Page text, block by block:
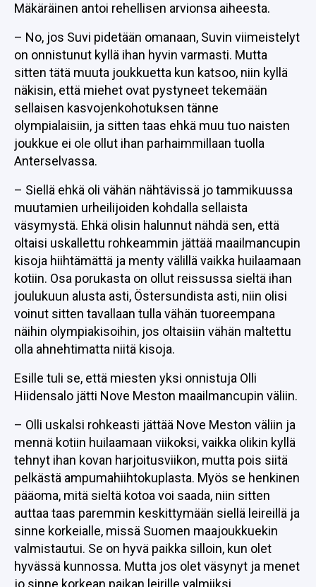
Mäkäräinen antoi rehellisen arvionsa aiheesta.
– No, jos Suvi pidetään omanaan, Suvin viimeistelyt
on onnistunut kyllä ihan hyvin varmasti. Mutta
sitten tätä muuta joukkuetta kun katsoo, niin kyllä
näkisin, että miehet ovat pystyneet tekemään
sellaisen kasvojenkohotuksen tänne
olympialaisiin, ja sitten taas ehkä muu tuo naisten
joukkue ei ole ollut ihan parhaimmillaan tuolla
Anterselvassa.
– Siellä ehkä oli vähän nähtävissä jo tammikuussa
muutamien urheilijoiden kohdalla sellaista
väsymystä. Ehkä olisin halunnut nähdä sen, että
oltaisi uskallettu rohkeammin jättää maailmancupin
kisoja hiihtämättä ja menty välillä vaikka huilaamaan
kotiin. Osa porukasta on ollut reissussa sieltä ihan
joulukuun alusta asti, Östersundista asti, niin olisi
voinut sitten tavallaan tulla vähän tuoreempana
näihin olympiakisoihin, jos oltaisiin vähän maltettu
olla ahnehtimatta niitä kisoja.
Esille tuli se, että miesten yksi onnistuja Olli
Hiidensalo jätti Nove Meston maailmancupin väliin.
– Olli uskalsi rohkeasti jättää Nove Meston väliin ja
mennä kotiin huilaamaan viikoksi, vaikka olikin kyllä
tehnyt ihan kovan harjoitusviikon, mutta pois siitä
pelkästä ampumahiihtokuplasta. Myös se henkinen
pääoma, mitä sieltä kotoa voi saada, niin sitten
auttaa taas paremmin keskittymään siellä leireillä ja
sinne korkeialle, missä Suomen maajoukkuekin
valmistautui. Se on hyvä paikka silloin, kun olet
hyvässä kunnossa. Mutta jos olet väsynyt ja menet
jo sinne korkean paikan leirille valmiiksi